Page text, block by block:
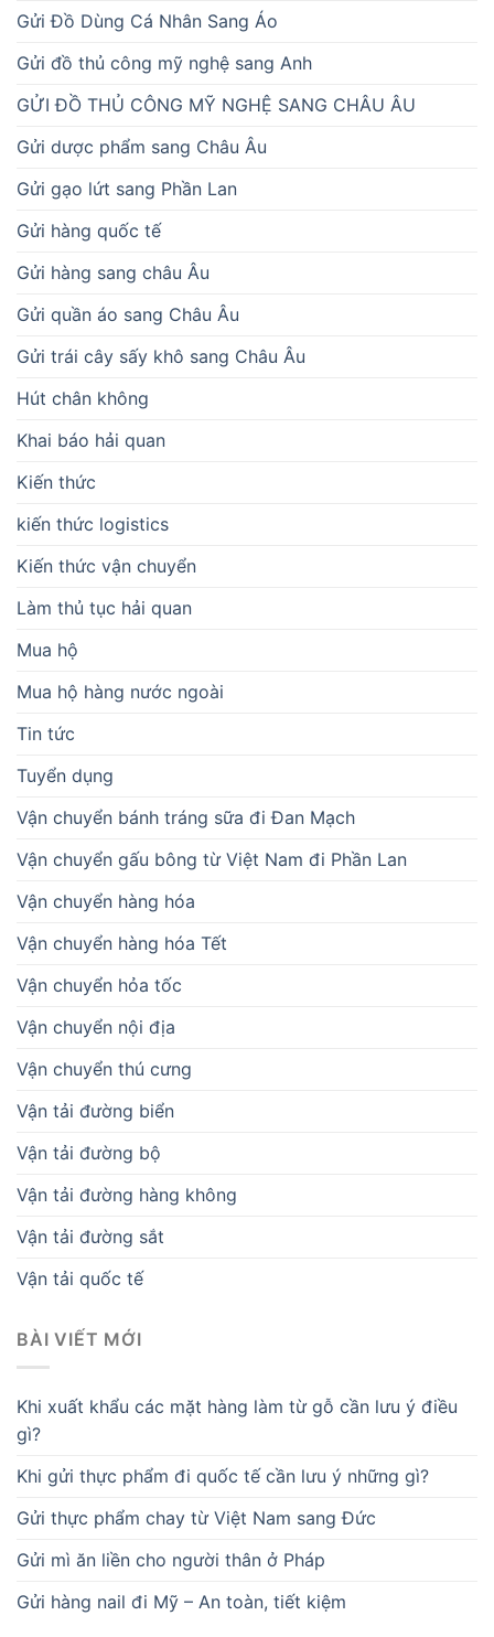
Gửi Đồ Dùng Cá Nhân Sang Áo
Gửi đồ thủ công mỹ nghệ sang Anh
GỬI ĐỒ THỦ CÔNG MỸ NGHỆ SANG CHÂU ÂU
Gửi dược phẩm sang Châu Âu
Gửi gạo lứt sang Phần Lan
Gửi hàng quốc tế
Gửi hàng sang châu Âu
Gửi quần áo sang Châu Âu
Gửi trái cây sấy khô sang Châu Âu
Hút chân không
Khai báo hải quan
Kiến thức
kiến thức logistics
Kiến thức vận chuyển
Làm thủ tục hải quan
Mua hộ
Mua hộ hàng nước ngoài
Tin tức
Tuyển dụng
Vận chuyển bánh tráng sữa đi Đan Mạch
Vận chuyển gấu bông từ Việt Nam đi Phần Lan
Vận chuyển hàng hóa
Vận chuyển hàng hóa Tết
Vận chuyển hỏa tốc
Vận chuyển nội địa
Vận chuyển thú cưng
Vận tải đường biển
Vận tải đường bộ
Vận tải đường hàng không
Vận tải đường sắt
Vận tải quốc tế
BÀI VIẾT MỚI
Khi xuất khẩu các mặt hàng làm từ gỗ cần lưu ý điều
gì?
Khi gửi thực phẩm đi quốc tế cần lưu ý những gì?
Gửi thực phẩm chay từ Việt Nam sang Đức
Gửi mì ăn liền cho người thân ở Pháp
Gửi hàng nail đi Mỹ – An toàn, tiết kiệm